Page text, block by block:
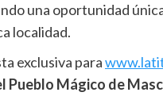
una oportunidad
localidad.
exclusiva para
Pueblo Mágico de